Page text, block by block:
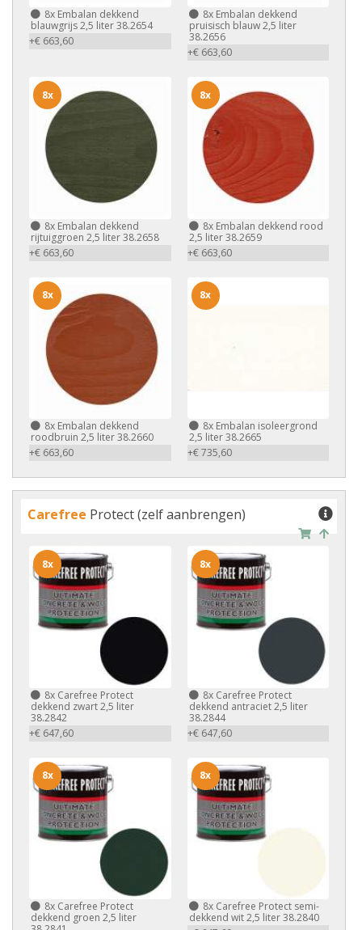
8x Embalan dekkend
blauwgrijs 2,5 liter 38.2654
+€ 663,60
8xEmbalan dekkend
pruisisch blauw 2,5 liter
38.2656
+€ 663,60
8x Embalan dekkend
rijtuiggroen 2,5 liter 38.2658
+€ 663,60
8x
8xEmbalan dekkend rood
2,5 liter 38.2659
+€ 663,60
8x
8x Embalan dekkend
roodbruin 2,5 liter 38.2660
+€ 663,60
8x
8xEmbalan isoleergrond
2,5 liter 38.2665
+€ 735,60
8x
Carefree Protect (zelf aanbrengen)
8x Carefree Protect
dekkend zwart 2,5 liter
38.2842
+€ 647,60
8x
8xCarefree Protect
dekkend antraciet 2,5 liter
38.2844
+€ 647,60
8x
8x Carefree Protect
dekkend groen 2,5 liter
8x
8xCarefree Protect semi-
dekkend wit 2,5 liter 38.2840
8x